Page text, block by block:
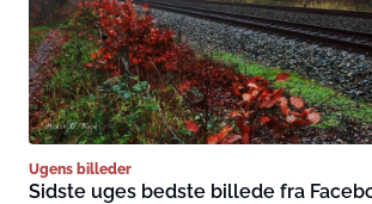
Ugens billeder
Sidste uges bedste billede fra